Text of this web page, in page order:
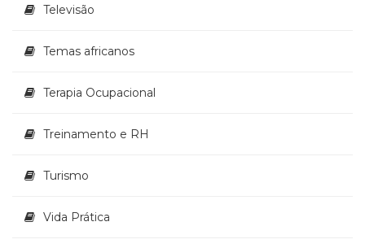
Televisão
Temas africanos
Terapia Ocupacional
Treinamento e RH
Turismo
Vida Prática